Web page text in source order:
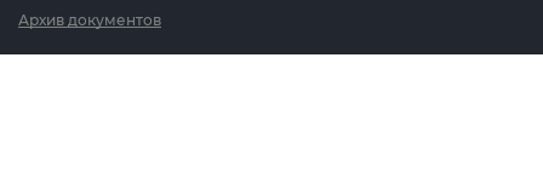
Архив документов